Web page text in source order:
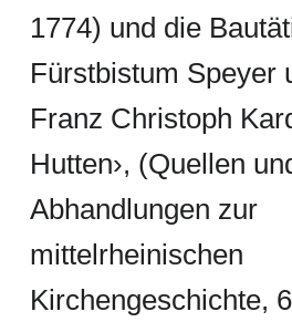
1774) und die
Fürstbistum Speyer
Franz Christoph
Hutten›, (Quellen
Abhandlungen zur
mittelrheinischen
Kirchengeschichte,